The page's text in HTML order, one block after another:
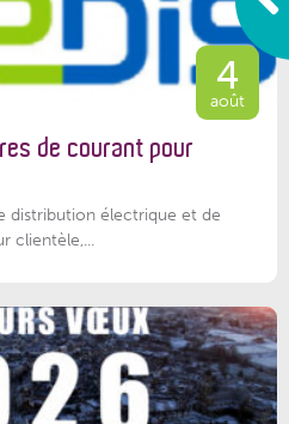
4
août
de courant pour
distribution électrique et de
clientèle,...